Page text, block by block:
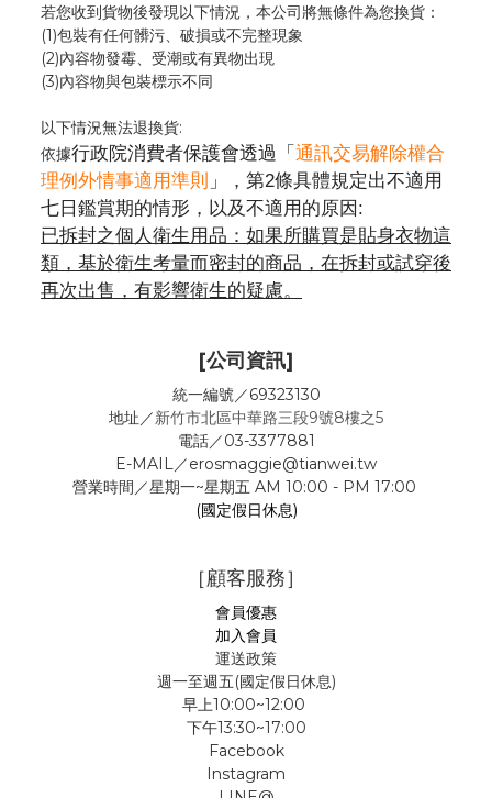
若您收到貨物後發現以下情況，本公司將無條件為您換貨：
(1)包裝有任何髒污、破損或不完整現象
(2)內容物發霉、 受潮或有異物出現
(3)內容物與包裝標示不同
以下情況無法退換貨:
依據行政院消費者保護會透過「 通訊交易解除權合
理例外情事適用準則 」，第2條具體規定出不適用
七日鑑賞期的情形，以及不適用的原因:
已拆封之個人衛生用品：如果所購買是貼身衣物這
類，基於衛生考量而密封的商品，在拆封或試穿後
再次出售，有影響衛生的疑慮。
[公司資訊]
統一編號／69323130
地址／新竹市北區中華路三段9號8樓之5
電話／03-3377881
E-MAIL／erosmaggie@tianwei.tw
營業時間／星期一~星期五 AM 10:00 - PM 17:00
(國定假日休息)
［顧客服務］
會員優惠
加入會員
運送政策
週一至週五(國定假日休息)
早上10:00~12:00
下午13:30~17:00
Facebook
Instagram